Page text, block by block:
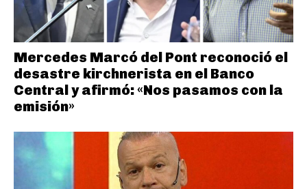
Mercedes Marcó del Pont reconoció el
desastre kirchnerista en el Banco
Central y afirmó: «Nos pasamos con la
emisión»